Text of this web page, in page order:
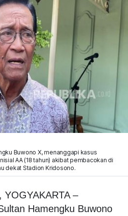
Buwono X, menanggapi kasus
AA (18 tahun) akibat pembacokan di
dekat Stadion Kridosono.
YOGYAKARTA –
Hamengku Buwono